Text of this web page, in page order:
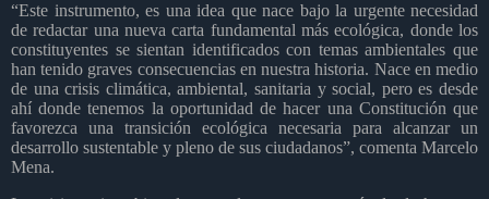
“Este instrumento, es una idea que nace bajo la urgente necesidad
de redactar una nueva carta fundamental más ecológica, donde los
constituyentes se sientan identificados con temas ambientales que
han tenido graves consecuencias en nuestra historia. Nace en medio
de una crisis climática, ambiental, sanitaria y social, pero es desde
ahí donde tenemos la oportunidad de hacer una Constitución que
favorezca una transición ecológica necesaria para alcanzar un
desarrollo sustentable y pleno de sus ciudadanos”, comenta Marcelo
Mena.